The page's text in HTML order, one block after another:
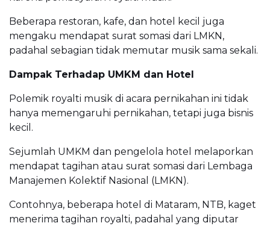
Beberapa restoran, kafe, dan hotel kecil juga
mengaku mendapat surat somasi dari LMKN,
padahal sebagian tidak memutar musik sama sekali.
Dampak Terhadap UMKM dan Hotel
Polemik royalti musik di acara pernikahan ini tidak
hanya memengaruhi pernikahan, tetapi juga bisnis
kecil.
Sejumlah UMKM dan pengelola hotel melaporkan
mendapat tagihan atau surat somasi dari Lembaga
Manajemen Kolektif Nasional (LMKN).
Contohnya, beberapa hotel di Mataram, NTB, kaget
menerima tagihan royalti, padahal yang diputar